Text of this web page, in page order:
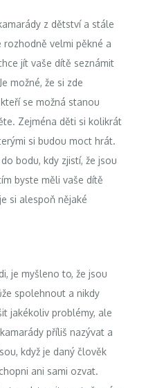
z dětství a stále
velmi pěkné a
jít vaše dítě seznámit
možné, že si zde
se možná stanou
Zejména děti si kolikrát
si budou moct hrát.
bodu, kdy zjistí, že jsou
byste měli vaše dítě
si alespoň nějaké
je myšleno to, že jsou
spolehnout a nikdy
jakékoliv problémy, ale
příliš nazývat a
když je daný člověk
ani sami ozvat.